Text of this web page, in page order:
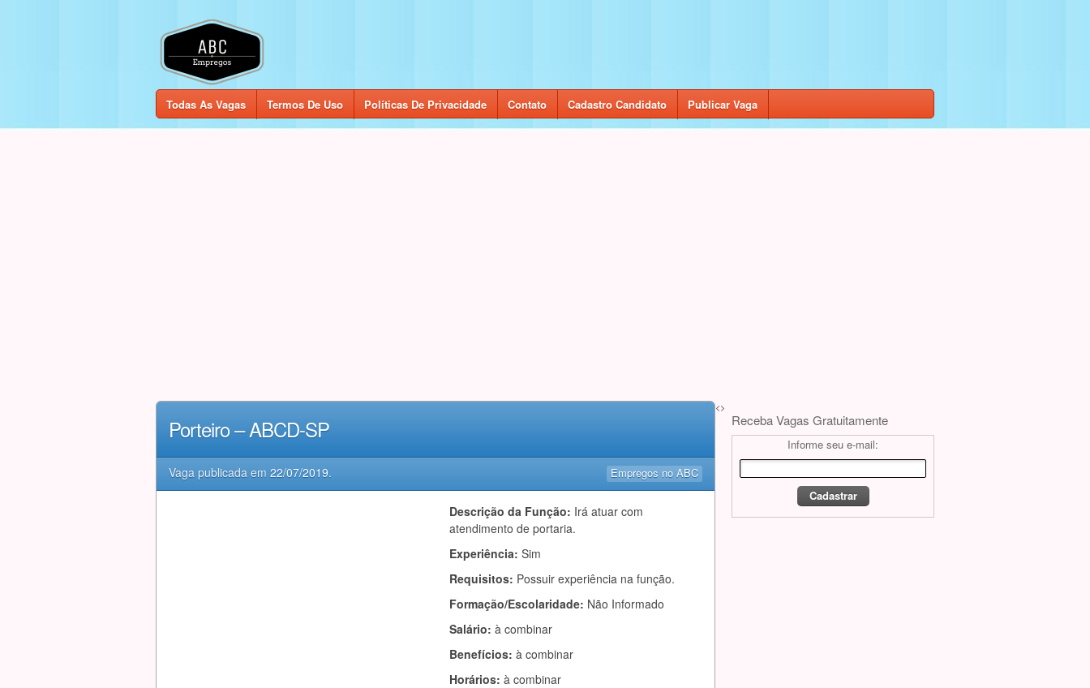
Todas As Vagas Termos De Uso Políticas De Privacidade Contato Cadastro Candidato Publicar Vaga
<>
Porteiro – ABCD-SP
Empregos no ABC
Vaga publicada em 22/07/2019.
Descrição da Função: Irá atuar com
atendimento de portaria.
Experiência: Sim
Requisitos: Possuir experiência na função.
Formação/Escolaridade: Não Informado
Salário: à combinar
Benefícios: à combinar
Horários: à combinar
Receba Vagas Gratuitamente
Informe seu e-mail: